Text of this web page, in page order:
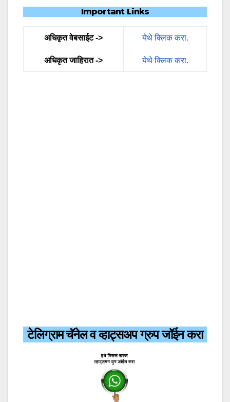
Important Links
अधिकृत वेबसाईट -> येथे क्लिक करा.
अधिकृत जाहिरात -> येथे क्लिक करा.
टेलिग्राम चॅनेल व व्हाट्सअप ग्रुप जॉईन करा